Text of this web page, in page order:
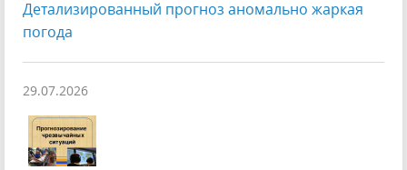
Детализированный прогноз аномально жаркая
погода
29.07.2026